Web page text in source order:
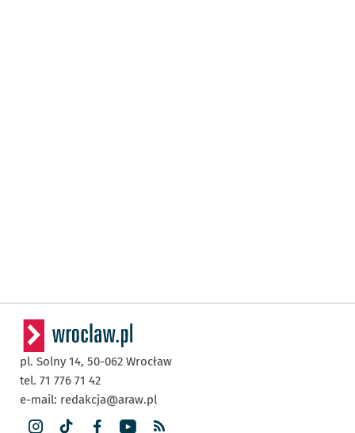
pl. Solny 14, 50-062 Wrocław
tel. 71 776 71 42
e-mail: redakcja@araw.pl